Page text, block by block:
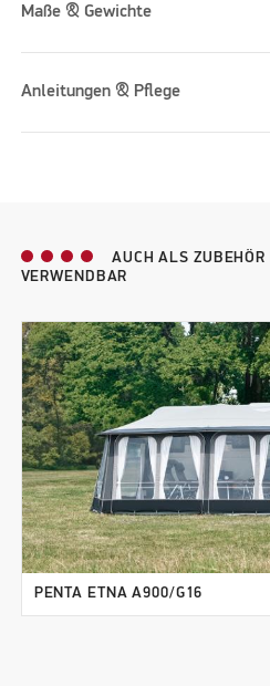
Maße & Gewichte
Anleitungen & Pflege
AUCH ALS
VERWENDBAR
PENTA ETNA A900/G16